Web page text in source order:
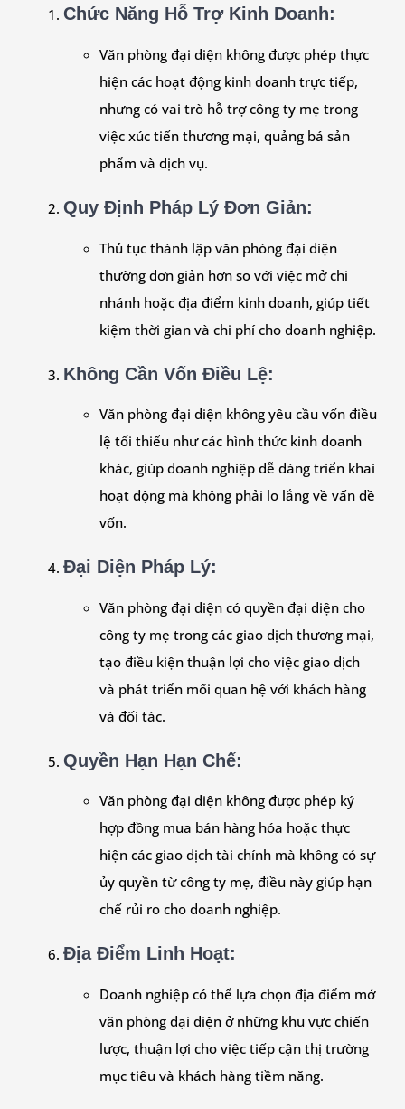
Chức Năng Hỗ Trợ Kinh Doanh:
Văn phòng đại diện không được phép thực
hiện các hoạt động kinh doanh trực tiếp,
nhưng có vai trò hỗ trợ công ty mẹ trong
việc xúc tiến thương mại, quảng bá sản
phẩm và dịch vụ.
Quy Định Pháp Lý Đơn Giản:
Thủ tục thành lập văn phòng đại diện
thường đơn giản hơn so với việc mở chi
nhánh hoặc địa điểm kinh doanh, giúp tiết
kiệm thời gian và chi phí cho doanh nghiệp.
Không Cần Vốn Điều Lệ:
Văn phòng đại diện không yêu cầu vốn điều
lệ tối thiểu như các hình thức kinh doanh
khác, giúp doanh nghiệp dễ dàng triển khai
hoạt động mà không phải lo lắng về vấn đề
vốn.
Đại Diện Pháp Lý:
Văn phòng đại diện có quyền đại diện cho
công ty mẹ trong các giao dịch thương mại,
tạo điều kiện thuận lợi cho việc giao dịch
và phát triển mối quan hệ với khách hàng
và đối tác.
Quyền Hạn Hạn Chế:
Văn phòng đại diện không được phép ký
hợp đồng mua bán hàng hóa hoặc thực
hiện các giao dịch tài chính mà không có sự
ủy quyền từ công ty mẹ, điều này giúp hạn
chế rủi ro cho doanh nghiệp.
Địa Điểm Linh Hoạt:
Doanh nghiệp có thể lựa chọn địa điểm mở
văn phòng đại diện ở những khu vực chiến
lược, thuận lợi cho việc tiếp cận thị trường
mục tiêu và khách hàng tiềm năng.